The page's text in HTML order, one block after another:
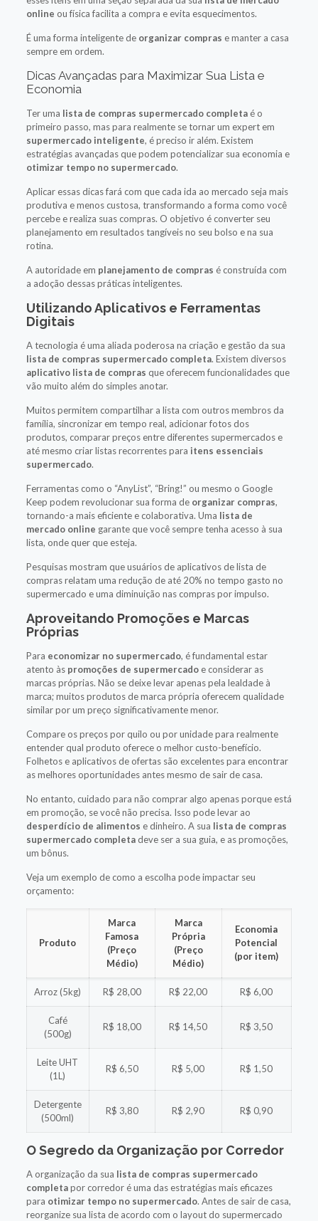
online ou física facilita a compra e evita esquecimentos.
É uma forma inteligente de organizar compras e manter a casa
sempre em ordem.
Dicas Avançadas para Maximizar Sua Lista e
Economia
Ter uma lista de compras supermercado completaé o
primeiro passo, mas para realmente se tornar um expert em
supermercado inteligente, é preciso ir além. Existem
estratégias avançadas que podem potencializar sua economia e
otimizar tempo no supermercado.
Aplicar essas dicas fará com que cada ida ao mercado seja mais
produtiva e menos custosa, transformando a forma como você
percebe e realiza suas compras. O objetivo é converter seu
planejamento em resultados tangíveis no seu bolso e na sua
rotina.
A autoridade em planejamento de compras é construída com
a adoção dessas práticas inteligentes.
Utilizando Aplicativos e Ferramentas
Digitais
A tecnologia é uma aliada poderosa na criação e gestão da sua
lista de compras supermercado completa. Existem diversos
aplicativo lista de compras que oferecem funcionalidades que
vão muito além do simples anotar.
Muitos permitem compartilhar a lista com outros membros da
família, sincronizar em tempo real, adicionar fotos dos
produtos, comparar preços entre diferentes supermercados e
até mesmo criar listas recorrentes para itens essenciais
supermercado.
Ferramentas como o “AnyList”, “Bring!” ou mesmo o Google
Keep podem revolucionar sua forma de organizar compras,
tornando-a mais eficiente e colaborativa. Uma lista de
mercado online garante que você sempre tenha acesso à sua
lista, onde quer que esteja.
Pesquisas mostram que usuários de aplicativos de lista de
compras relatam uma redução de até 20% no tempo gasto no
supermercado e uma diminuição nas compras por impulso.
Aproveitando Promoções e Marcas
Próprias
Para economizar no supermercado, é fundamental estar
atento às promoções de supermercadoe considerar as
marcas próprias. Não se deixe levar apenas pela lealdade à
marca; muitos produtos de marca própria oferecem qualidade
similar por um preço significativamente menor.
Compare os preços por quilo ou por unidade para realmente
entender qual produto oferece o melhor custo-benefício.
Folhetos e aplicativos de ofertas são excelentes para encontrar
as melhores oportunidades antes mesmo de sair de casa.
No entanto, cuidado para não comprar algo apenas porque está
em promoção, se você não precisa. Isso pode levar ao
desperdício de alimentos e dinheiro. A sua lista de compras
supermercado completadeve ser a sua guia, e as promoções,
um bônus.
Veja um exemplo de como a escolha pode impactar seu
orçamento:
Produto
Marca
Famosa
(Preço
Médio)
Marca
Própria
(Preço
Médio)
Economia
Potencial
(por item)
Arroz (5kg) R$ 28,00 R$ 22,00 R$ 6,00
Café
(500g)
R$ 18,00 R$ 14,50 R$ 3,50
Leite UHT
(1L)
R$ 6,50 R$ 5,00 R$ 1,50
Detergente
(500ml)
R$ 3,80 R$ 2,90 R$ 0,90
O Segredo da Organização por Corredor
A organização da sua lista de compras supermercado
completapor corredor é uma das estratégias mais eficazes
para otimizar tempo no supermercado. Antes de sair de casa,
reorganize sua lista de acordo com o layout do supermercado